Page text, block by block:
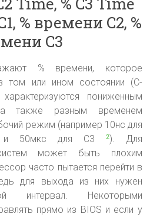
% времени C2, %
C3
% времени, которое
том или ином состоянии (C-
пониженным
а также разным временем
режим (например 10нс для
50мкс для С3
2). Для
может быть плохим
часто пытается перейти в
для выхода из них нужен
интервал. Некоторыми
прямо из BIOS и если у